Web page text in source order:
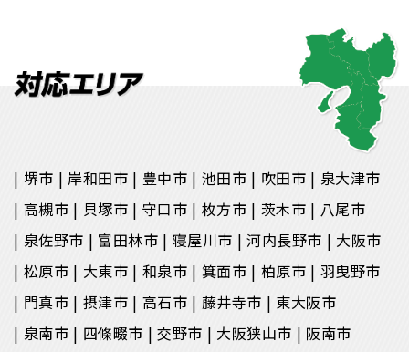
堺市 岸和田市 豊中市 池田市 吹田市
泉大津市
高槻市
貝塚市 守口市 枚方市 茨木市
八尾市
泉佐野市
富田林市 寝屋川市 河内長野市
大阪市
松原市
大東市 和泉市 箕面市 柏原市
羽曳野市
門真市
摂津市 高石市 藤井寺市
東大阪市
泉南市
四條畷市 交野市 大阪狭山市
阪南市